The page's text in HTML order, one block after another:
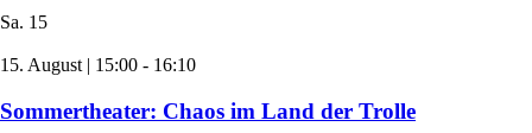
Sa. 15
15. August | 15:00 - 16:10
Sommertheater: Chaos im Land der Trolle